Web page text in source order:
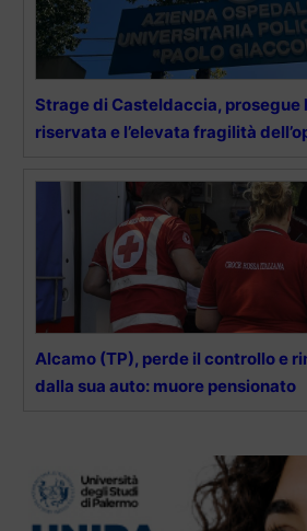
Strage di Casteldaccia, prosegue
riservata e l’elevata fragilità
Alcamo (TP), perde il controllo e
dalla sua auto: muore pensionato